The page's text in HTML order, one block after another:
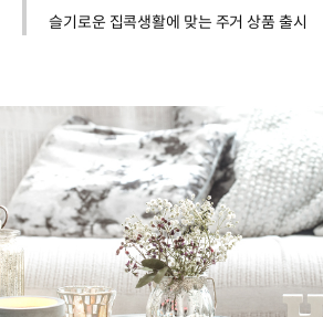
슬기로운 집콕생활에 맞는 주거 상품 출시